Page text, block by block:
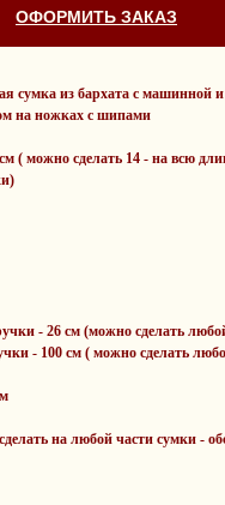
ОФОРМИТЬ ЗАКАЗ
сумка из бархата с машинной
на ножках с шипами
( можно сделать 14 - на всю
- 26 см (можно сделать
- 100 см ( можно сделать
на любой части сумки -